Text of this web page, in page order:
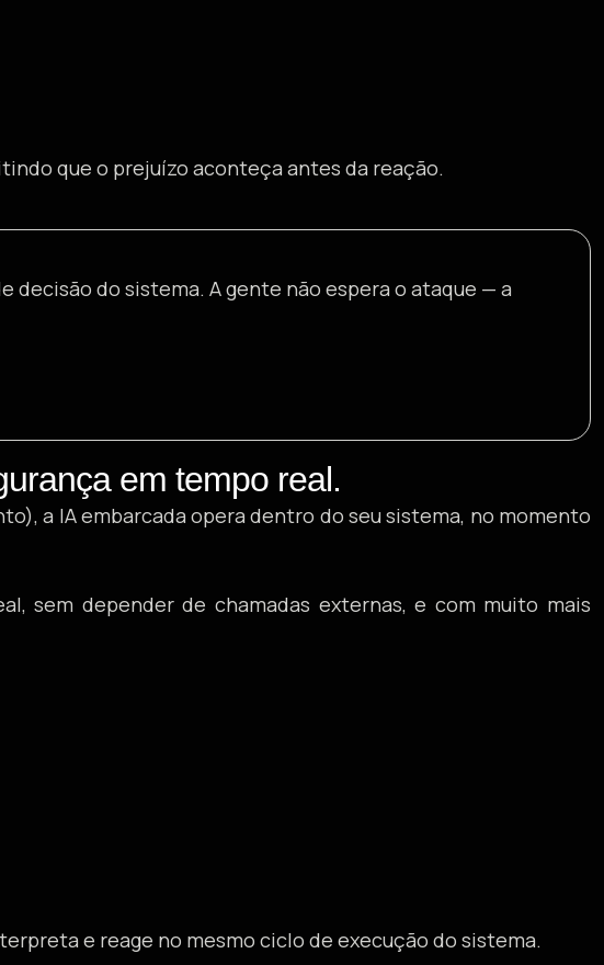
que o prejuízo aconteça antes da reação.
decisão do sistema. A gente não espera o ataque — a
em tempo real.
a IA embarcada opera dentro do seu sistema, no momento
sem depender de chamadas externas, e com muito mais
e reage no mesmo ciclo de execução do sistema.